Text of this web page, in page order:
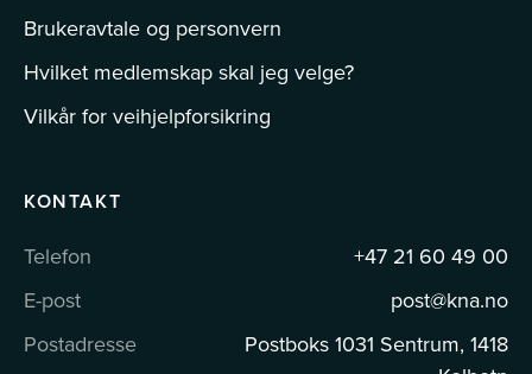
Brukeravtale og personvern
Hvilket medlemskap skal jeg velge?
Vilkår for veihjelpforsikring
KONTAKT
Telefon
+47 21 60 49 00
E-post
post@kna.no
Postadresse
Postboks 1031 Sentrum, 1418